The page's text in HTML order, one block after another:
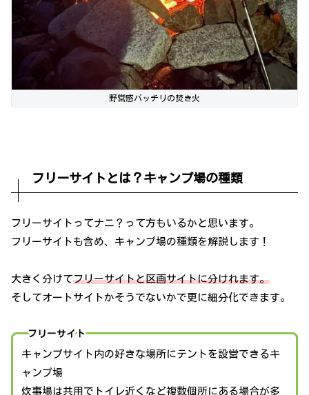
野営感バッチリの焚き火
フリーサイトとは？キャンプ場の種類
フリーサイトってナニ？って方もいるかと思います。
フリーサイトも含め、キャンプ場の種類を解説します！
大きく分けてフリーサイトと区画サイトに分けれます。
そしてオートサイトかそうでないかで更に細分化できます。
フリーサイト
キャンプサイト内の好きな場所にテントを設営できるキ
ャンプ場
炊事場は共用でトイレ近くなど複数個所にある場合が多